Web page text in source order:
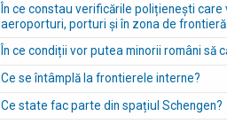
În ce constau verificările polițienești
aeroporturi, porturi și în zona de
În ce condiții vor putea minorii români să
Ce se întâmplă la frontierele interne?
Ce state fac parte din spațiul Schengen?